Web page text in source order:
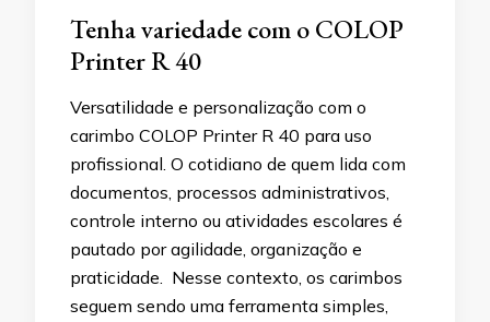
Tenha variedade com o COLOP
Printer R 40
Versatilidade e personalização com o
carimbo COLOP Printer R 40 para uso
profissional. O cotidiano de quem lida com
documentos, processos administrativos,
controle interno ou atividades escolares é
pautado por agilidade, organização e
praticidade. Nesse contexto, os carimbos
seguem sendo uma ferramenta simples,